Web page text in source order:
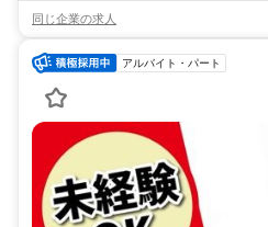
同じ企業の求人
アルバイト・パート